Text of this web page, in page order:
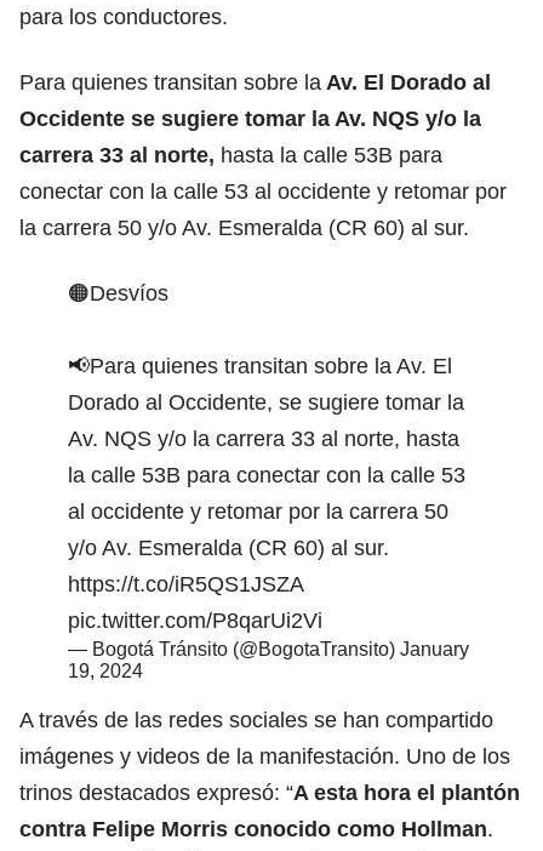
para los conductores.
Para quienes transitan sobre la Av. El Dorado al
Occidente se sugiere tomar la Av. NQS y/o la
carrera 33 al norte, hasta la calle 53B para
conectar con la calle 53 al occidente y retomar por
la carrera 50 y/o Av. Esmeralda (CR 60) al sur.
🟠Desvíos
📢Para quienes transitan sobre la Av. El
Dorado al Occidente, se sugiere tomar la
Av. NQS y/o la carrera 33 al norte, hasta
la calle 53B para conectar con la calle 53
al occidente y retomar por la carrera 50
y/o Av. Esmeralda (CR 60) al sur.
https://t.co/iR5QS1JSZA
pic.twitter.com/P8qarUi2Vi
— Bogotá Tránsito (@BogotaTransito) January
19, 2024
A través de las redes sociales se han compartido
imágenes y videos de la manifestación. Uno de los
trinos destacados expresó: “A esta hora el plantón
contra Felipe Morris conocido como Hollman.